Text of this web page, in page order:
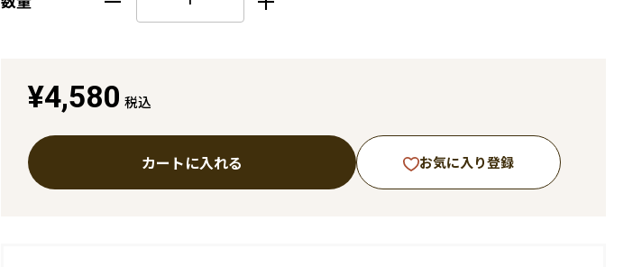
¥4,580 税込
カートに入れる お気に入り登録